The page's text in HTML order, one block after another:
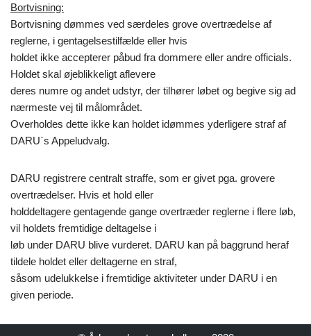
Bortvisning:
Bortvisning dømmes ved særdeles grove overtrædelse af
reglerne, i gentagelsestilfælde eller hvis
holdet ikke accepterer påbud fra dommere eller andre officials.
Holdet skal øjeblikkeligt aflevere
deres numre og andet udstyr, der tilhører løbet og begive sig ad
nærmeste vej til målområdet.
Overholdes dette ikke kan holdet idømmes yderligere straf af
DARU`s Appeludvalg.
DARU registrere centralt straffe, som er givet pga. grovere
overtrædelser. Hvis et hold eller
holddeltagere gentagende gange overtræder reglerne i flere løb,
vil holdets fremtidige deltagelse i
løb under DARU blive vurderet. DARU kan på baggrund heraf
tildele holdet eller deltagerne en straf,
såsom udelukkelse i fremtidige aktiviteter under DARU i en
given periode.